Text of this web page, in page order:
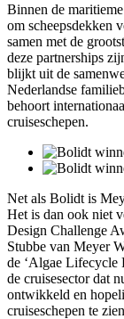
Binnen de
om scheepsdekken
samen met de
deze partnerships
blijkt uit de
Nederlandse
behoort
cruiseschepen.
Net als Bolidt is
Het is dan ook niet
Design Challenge
Stubbe van Meyer
de ‘Algae Lifecycle
de cruisesector dat
ontwikkeld en
cruiseschepen te